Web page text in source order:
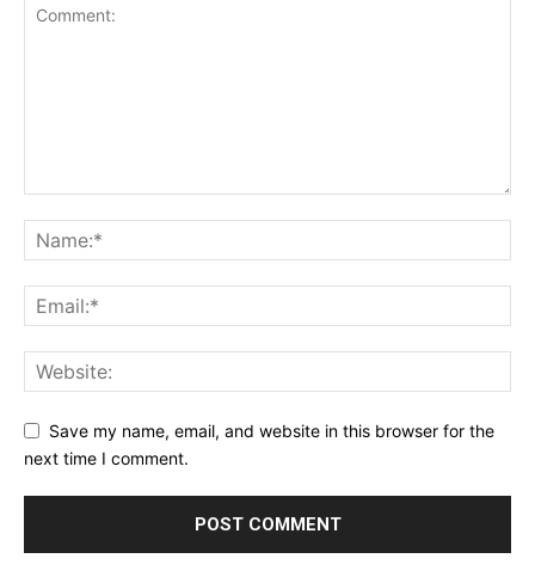
Save my name, email, and website in this browser for the
next time I comment.